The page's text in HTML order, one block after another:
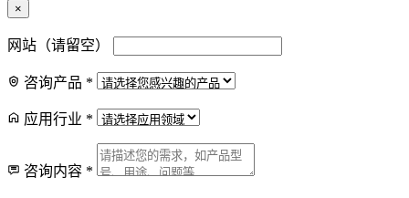
×
网站（请留空）
咨询产品 *
应用行业 *
咨询内容 *